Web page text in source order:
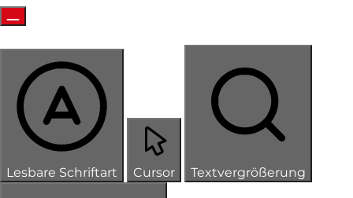
Lesbare Schriftart Cursor Textvergrößerung